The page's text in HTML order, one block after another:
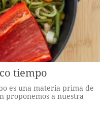
tiempo
es una materia prima de
proponemos a nuestra